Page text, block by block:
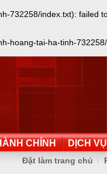
732258/index.txt): failed
hoang-tai-ha-tinh-
CHÍNH DỊCH
Đặt làm trang chủ